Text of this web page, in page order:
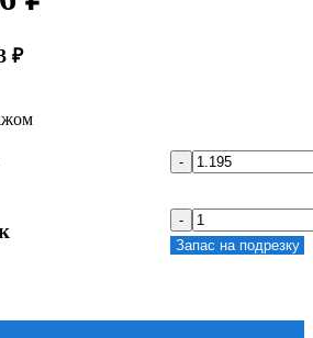
₽
-
-
Запас на подрезку